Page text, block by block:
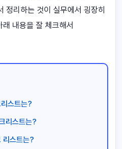
정리하는 것이 실무에서 굉장히
내용을 잘 체크해서
스트는?
리스트는?
스트는?